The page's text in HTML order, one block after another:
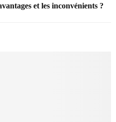
et les inconvénients ?